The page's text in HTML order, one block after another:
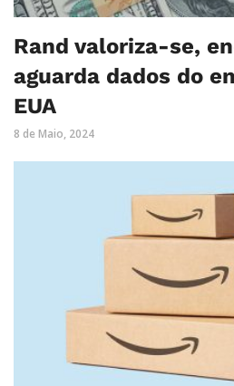
Rand valoriza-se,
aguarda dados do
EUA
8 de Maio, 2024